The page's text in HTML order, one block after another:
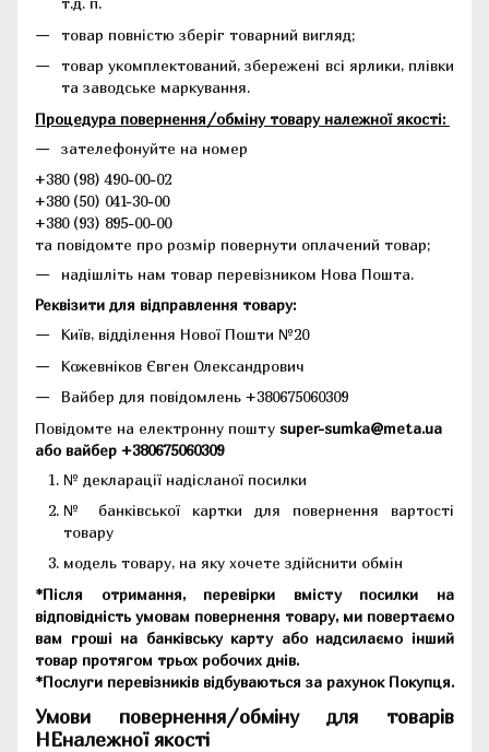
товар повністю зберіг товарний вигляд;
товар укомплектований, збережені всі ярлики, плівки
та заводське маркування.
Процедура повернення/обміну товару належної якості:
зателефонуйте на номер
+380 (98) 490-00-02
+380 (50) 041-30-00
+380 (93) 895-00-00
та повідомте про розмір повернути оплачений товар;
надішліть нам товар перевізником Нова Пошта.
Реквізити для відправлення товару:
Київ, відділення Нової Пошти №20
Кожевніков Євген Олександрович
Вайбер для повідомлень +380675060309
Повідомте на електронну пошту super-sumka@meta.ua
або вайбер +380675060309
№ декларації надісланої посилки
№ банківської картки для повернення вартості
товару
модель товару, на яку хочете здійснити обмін
*Після отримання, перевірки вмісту посилки на
відповідність умовам повернення товару, ми повертаємо
вам гроші на банківську карту або надсилаємо інший
товар протягом трьох робочих днів.
*Послуги перевізників відбуваються за рахунок Покупця.
Умови повернення/обміну для товарів
НЕналежної якості